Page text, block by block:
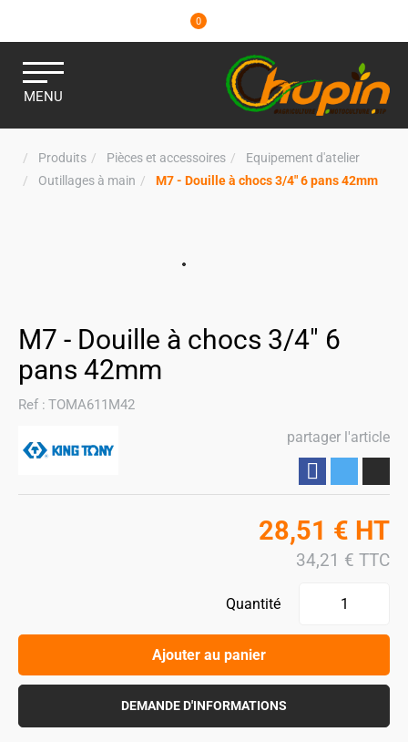
0
MENU
Produits Pièces et accessoires
Equipement d'atelier
Outillages à main
M7 - Douille à chocs 3/4" 6 pans 42mm
M7 - Douille à chocs 3/4" 6
pans 42mm
Ref : TOMA611M42
partager l'article
28,51 € HT
34,21 € TTC
Quantité
Ajouter au panier
DEMANDE D'INFORMATIONS